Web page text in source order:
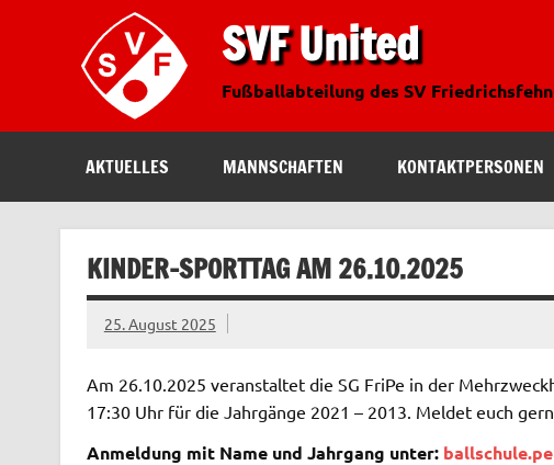
SVF United
Fußballabteilung des SV Friedrichsfehn
AKTUELLES MANNSCHAFTEN KONTAKTPERSONEN
KINDER-SPORTTAG AM 26.10.2025
25. August 2025
Am 26.10.2025 veranstaltet die SG FriPe in der
17:30 Uhr für die Jahrgänge 2021 – 2013. Meldet euch
Anmeldung mit Name und Jahrgang unter: